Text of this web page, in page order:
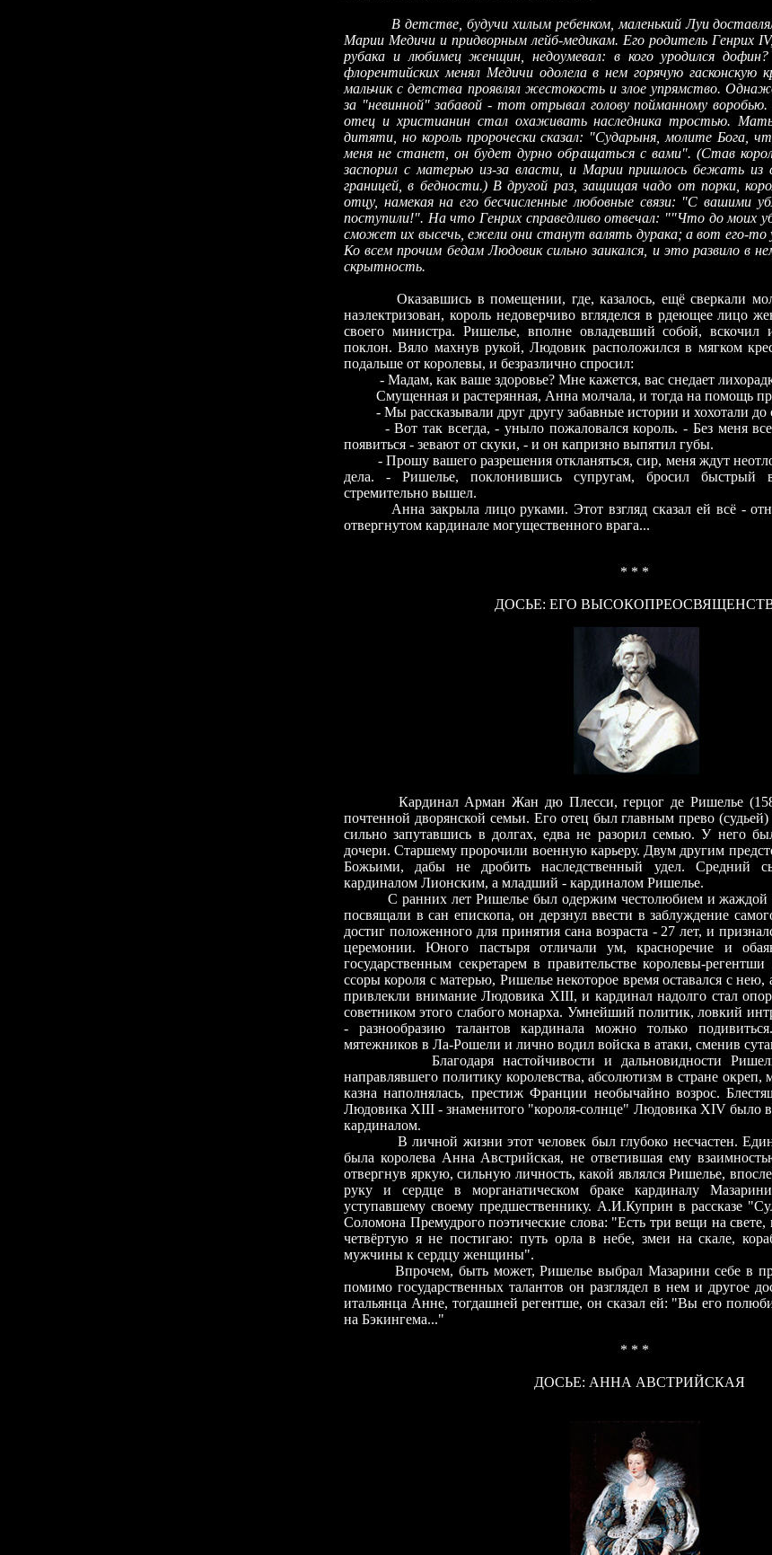
В детстве, будучи хилым ребенком, маленький Луи
Марии Медичи и придворным лейб-медикам. Его родитель Генрих IV,
рубака и любимец женщин, недоумевал: в кого уродился
флорентийских менял Медичи одолела в нем горячую
мальчик с детства проявлял жестокость и злое упрямство.
за "невинной" забавой - тот отрывал голову пойманному
отец и христианин стал охаживать наследника тростью.
дитяти, но король пророчески сказал: "Сударыня, молите Бога,
меня не станет, он будет дурно обращаться с вами". (Став
заспорил с матерью из-за власти, и Марии пришлось бежать из
границей, в бедности.) В другой раз, защищая чадо от порки,
отцу, намекая на его бесчисленные любовные связи: "С вашими
поступили!". На что Генрих справедливо отвечал: ""Что до моих
сможет их высечь, ежели они станут валять дурака; а вот его-
Ко всем прочим бедам Людовик сильно заикался, и это развило в
скрытность.
Оказавшись в помещении, где, казалось, ещё сверкали
наэлектризован, король недоверчиво вгляделся в рдеющее лицо
своего министра. Ришелье, вполне овладевший собой, вскочил
поклон. Вяло махнув рукой, Людовик расположился в мягком
подальше от королевы, и безразлично спросил:
- Мадам, как ваше здоровье? Мне кажется, вас снедает
Смущенная и растерянная, Анна молчала, и тогда на помощь
- Мы рассказывали друг другу забавные истории и хохотали до
- Вот так всегда, - уныло пожаловался король. - Без меня
появиться - зевают от скуки, - и он капризно выпятил губы.
- Прошу вашего разрешения откланяться, сир, меня ждут
дела. - Ришелье, поклонившись супругам, бросил быстрый
стремительно вышел.
Анна закрыла лицо руками. Этот взгляд сказал ей всё -
отвергнутом кардинале могущественного врага...
* * *
ДОСЬЕ: ЕГО
Кардинал Арман Жан дю Плесси, герцог де Ришелье
почтенной дворянской семьи. Его отец был главным прево
сильно запутавшись в долгах, едва не разорил семью. У него
дочери. Старшему пророчили военную карьеру. Двум другим
Божьими, дабы не дробить наследственный удел. Средний
кардиналом Лионским, а младший - кардиналом Ришелье.
С ранних лет Ришелье был одержим честолюбием и жаждой
посвящали в сан епископа, он дерзнул ввести в заблуждение
достиг положенного для принятия сана возраста - 27 лет, и
церемонии. Юного пастыря отличали ум, красноречие и
государственным секретарем в правительстве королевы-
ссоры короля с матерью, Ришелье некоторое время оставался с нею,
привлекли внимание Людовика XIII, и кардинал надолго стал
советником этого слабого монарха. Умнейший политик, ловкий
- разнообразию талантов кардинала можно только
мятежников в Ла-Рошели и лично водил войска в атаки, сменив
Благодаря настойчивости и дальновидности
направлявшего политику королевства, абсолютизм в стране
казна наполнялась, престиж Франции необычайно возрос.
Людовика XIII - знаменитого "короля-солнце" Людовика XIV было
кардиналом.
В личной жизни этот человек был глубоко несчастен.
была королева Анна Австрийская, не ответившая ему
отвергнув яркую, сильную личность, какой являлся Ришелье,
руку и сердце в морганатическом браке кардиналу
уступавшему своему предшественнику. А.И.Куприн в рассказе
Соломона Премудрого поэтические слова: "Есть три вещи на
четвёртую я не постигаю: путь орла в небе, змеи на скале,
мужчины к сердцу женщины".
Впрочем, быть может, Ришелье выбрал Мазарини себе в
помимо государственных талантов он разглядел в нем и другое
итальянца Анне, тогдашней регентше, он сказал ей: "Вы его
на Бэкингема..."
* * *
ДОСЬЕ: АННА АВСТРИЙСКАЯ